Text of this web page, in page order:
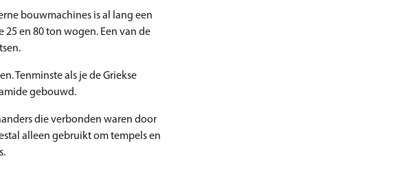
bouwmachines is al lang een
en 80 ton wogen. Een van de
Tenminste als je de Griekse
gebouwd.
die verbonden waren door
alleen gebruikt om tempels en